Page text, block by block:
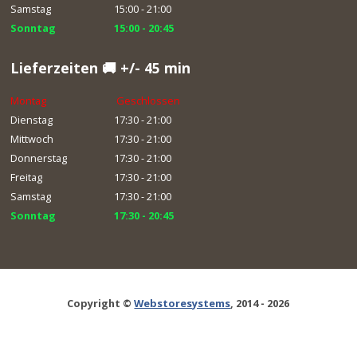
Samstag
15:00 - 21:00
Sonntag
15:00 - 20:45
Lieferzeiten 🚚 +/- 45 min
Montag
Geschlossen
Dienstag
17:30 - 21:00
Mittwoch
17:30 - 21:00
Donnerstag
17:30 - 21:00
Freitag
17:30 - 21:00
Samstag
17:30 - 21:00
Sonntag
17:30 - 20:45
Copyright ©Webstoresystems, 2014 - 2026